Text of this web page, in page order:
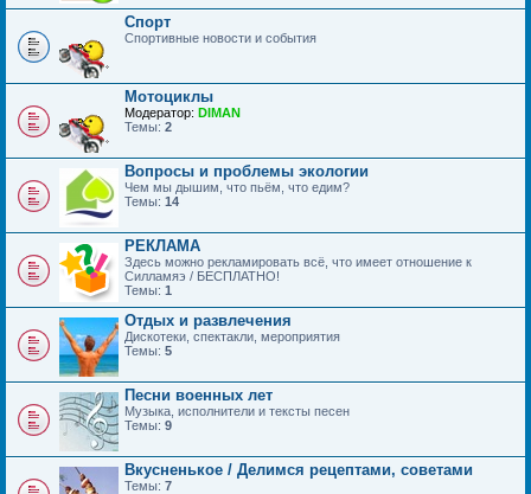
Спорт
Спортивные новости и события
Мотоциклы
Модератор: DIMAN
Темы: 2
Вопросы и проблемы экологии
Чем мы дышим, что пьём, что едим?
Темы: 14
РЕКЛАМА
Здесь можно рекламировать всё, что имеет отношение к
Силламяэ / БЕСПЛАТНО!
Темы: 1
Отдых и развлечения
Дискотеки, спектакли, мероприятия
Темы: 5
Песни военных лет
Музыка, исполнители и тексты песен
Темы: 9
Вкусненькое / Делимся рецептами, советами
Темы: 7